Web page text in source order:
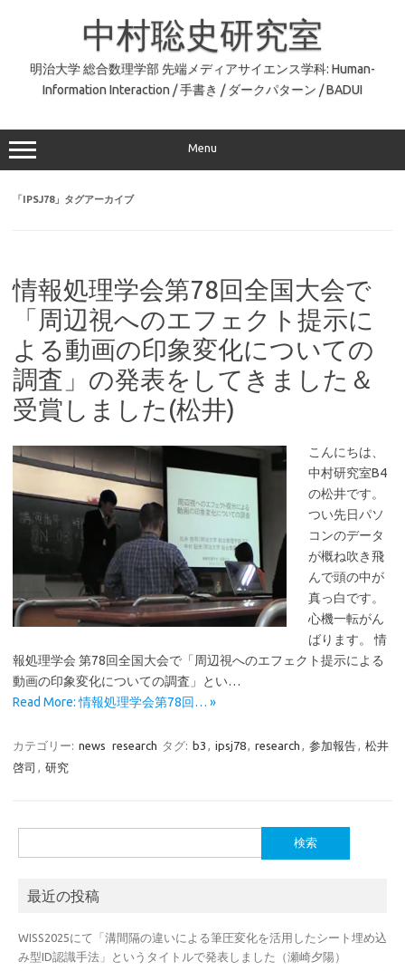
中村聡史研究室
明治大学 総合数理学部 先端メディアサイエンス学科: Human-
Information Interaction / 手書き / ダークパターン / BADUI
Menu
「IPSJ78」タグアーカイブ
情報処理学会第78回全国大会で
「周辺視へのエフェクト提示に
よる動画の印象変化についての
調査」の発表をしてきました＆
受賞しました(松井)
こんにちは、
中村研究室B4
の松井です。
つい先日パソ
コンのデータ
が概ね吹き飛
んで頭の中が
真っ白です。
心機一転がん
ばります。 情
報処理学会 第78回全国大会で「周辺視へのエフェクト提示による
動画の印象変化についての調査」とい…
Read More: 情報処理学会第78回… »
カテゴリー: news research タグ: b3 , ipsj78, research , 参加報告, 松井
啓司 , 研究
索:
最近の投稿
WISS2025にて「溝間隔の違いによる筆圧変化を活用したシート埋め込
み型ID認識手法」というタイトルで発表しました（瀬崎夕陽）